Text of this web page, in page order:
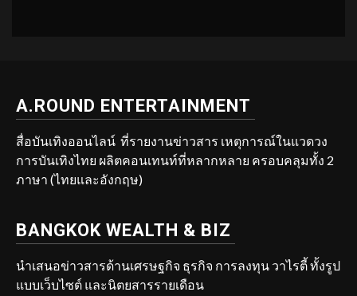
A.ROUND ENTERTAINMENT
สื่อบันเทิงออนไลน์ ที่รายงานข่าวสาร เหตุการณ์ในแวดวง
การบันเทิงไทย ผลิตคอนเทนท์ที่หลากหลาย ครอบคลุมทั้ง 2
ภาษา (ไทยและอังกฤษ)
BANGKOK WEALTH & BIZ
นำเสนอข่าวสารด้านเศรษฐกิจ ธุรกิจ การลงทุน วาไรตี้ ทั้งรูป
แบบเว็บไซต์ และนิตยสารรายเดือน